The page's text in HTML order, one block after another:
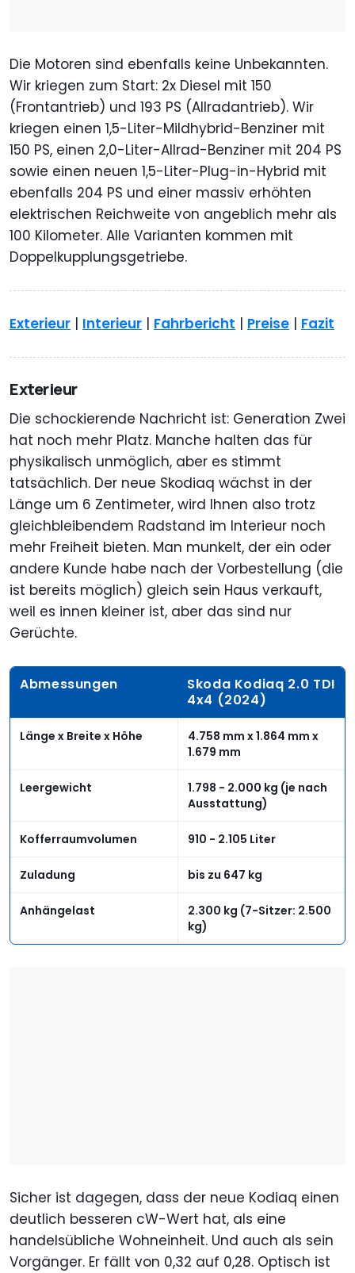
Die Motoren sind ebenfalls keine Unbekannten.
Wir kriegen zum Start: 2x Diesel mit 150
(Frontantrieb) und 193 PS (Allradantrieb). Wir
kriegen einen 1,5-Liter-Mildhybrid-Benziner mit
150 PS, einen 2,0-Liter-Allrad-Benziner mit 204 PS
sowie einen neuen 1,5-Liter-Plug-in-Hybrid mit
ebenfalls 204 PS und einer massiv erhöhten
elektrischen Reichweite von angeblich mehr als
100 Kilometer. Alle Varianten kommen mit
Doppelkupplungsgetriebe.
Exterieur Interieur Fahrbericht Preise Fazit
Exterieur
Die schockierende Nachricht ist: Generation Zwei
hat noch mehr Platz. Manche halten das für
physikalisch unmöglich, aber es stimmt
tatsächlich. Der neue Skodiaq wächst in der
Länge um 6 Zentimeter, wird Ihnen also trotz
gleichbleibendem Radstand im Interieur noch
mehr Freiheit bieten. Man munkelt, der ein oder
andere Kunde habe nach der Vorbestellung (die
ist bereits möglich) gleich sein Haus verkauft,
weil es innen kleiner ist, aber das sind nur
Gerüchte.
Abmessungen
Skoda Kodiaq 2.0 TDI
4x4 (2024)
Länge x Breite x Höhe
4.758 mm x 1.864 mm x
1.679 mm
Leergewicht
1.798 - 2.000 kg (je nach
Ausstattung)
Kofferraumvolumen 910 - 2.105 Liter
Zuladung bis zu 647 kg
Anhängelast
2.300 kg (7-Sitzer: 2.500
kg)
Sicher ist dagegen, dass der neue Kodiaq einen
deutlich besseren cW-Wert hat, als eine
handelsübliche Wohneinheit. Und auch als sein
Vorgänger. Er fällt von 0,32 auf 0,28. Optisch ist